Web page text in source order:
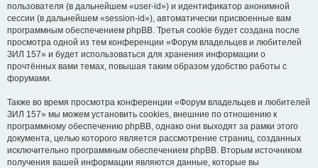
пользователя (в дальнейшем «user-id») и идентификатор анонимной
сессии (в дальнейшем «session-id»), автоматически присвоенные вам
программным обеспечением phpBB. Третья cookie будет создана после
просмотра одной из тем конференции «Форум владельцев и любителей
ЗИЛ 157» и будет использоваться для хранения информации о
прочтённых вами темах, повышая таким образом удобство работы с
форумами.
Также во время просмотра конференции «Форум владельцев и любителей
ЗИЛ 157» мы можем установить cookies, внешние по отношению к
программному обеспечению phpBB, однако они выходят за рамки этого
документа, целью которого является рассмотрение страниц, созданных
исключительно программным обеспечением phpBB. Вторым источником
получения вашей информации являются данные, которые вы